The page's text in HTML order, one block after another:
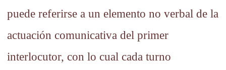
puede referirse a un elemento no verbal de la
actuación comunicativa del primer
interlocutor, con lo cual cada turno